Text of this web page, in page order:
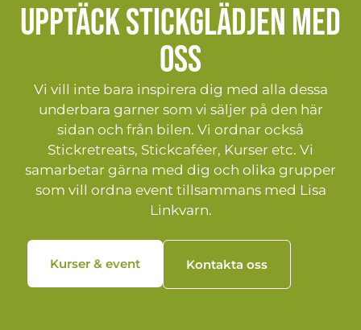
Upptäck stickglädjen med
oss
Vi vill inte bara inspirera dig med alla dessa
underbara garner som vi säljer på den här
sidan och från bilen. Vi ordnar också
Stickretreats, Stickcaféer, Kurser etc. Vi
samarbetar gärna med dig och olika grupper
som vill ordna event tillsammans med Lisa
Linkvarn.
Kurser & event Kontakta oss